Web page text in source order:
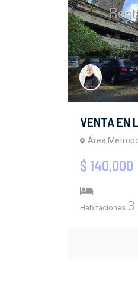
VENTA EN
Área
$ 140,000
Habitaciones 3